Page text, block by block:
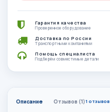
Гарантия качества
Проверенное оборудование
Доставка по России
Транспортными компаниями
Помощь специалиста
Подберём совместимые детали
Описание Отзывов (1)1 отзывов